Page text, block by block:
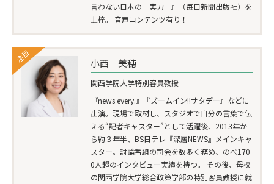
言わない日本の「実力」』（毎日新聞出版社）を
上梓。 音声コンテンツ有り！
注目 小西 美穂
関西学院大学特別客員教授
『news every.』『ズームイン!!サタデー』などに
出演。現場で取材し、スタジオで自分の言葉で伝
える“記者キャスター”として活躍後、2013年か
ら約３年半、BS日テレ『深層NEWS』メインキャ
スター。討論番組の司会を数多く務め、のべ170
0人超のインタビュー実績を持つ。 その後、母校
の関西学院大学総合政策学部の特別客員教授に就